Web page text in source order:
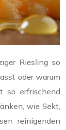
Riesling so
oder warum
so erfrischend
wie Sekt,
reinigenden